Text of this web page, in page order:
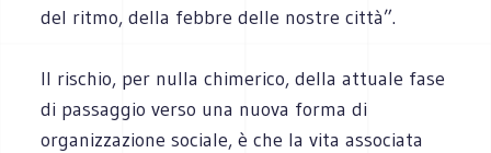
del ritmo, della febbre delle nostre città”.
Il rischio, per nulla chimerico, della attuale fase
di passaggio verso una nuova forma di
organizzazione sociale, è che la vita associata